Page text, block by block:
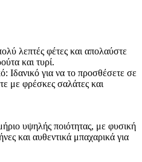
λεπτές φέτες και απολαύστε
και τυρί.
Ιδανικό για να το προσθέσετε σε
με φρέσκες σαλάτες και
υψηλής ποιότητας, με φυσική
και αυθεντικά μπαχαρικά για